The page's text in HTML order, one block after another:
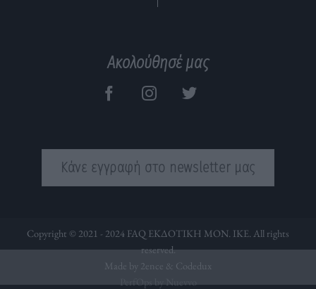
Ακολούθησέ μας
Κάνε εγγραφή στο newsletter μας
Copyright © 2021 - 2024 FAQ ΕΚΔΟΤΙΚΗ ΜΟΝ. ΙΚΕ. All rights
reserved.
Made by 2ence & Codedux
PerfOps by Nuevvo